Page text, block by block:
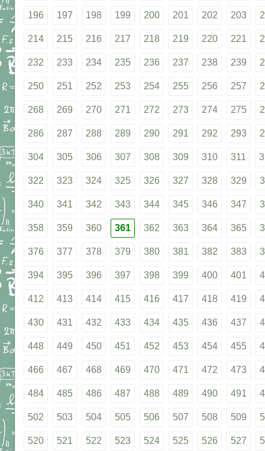
196 197 198 199 200 201 202 203
214 215 216 217 218 219 220 221
232 233 234 235 236 237 238 239
250 251 252 253 254 255 256 257
268 269 270 271 272 273 274 275
286 287 288 289 290 291 292 293
304 305 306 307 308 309 310 311
322 323 324 325 326 327 328 329
340 341 342 343 344 345 346 347
358 359 360 361 362 363 364 365
376 377 378 379 380 381 382 383
394 395 396 397 398 399 400 401
412 413 414 415 416 417 418 419
430 431 432 433 434 435 436 437
448 449 450 451 452 453 454 455
466 467 468 469 470 471 472 473
484 485 486 487 488 489 490 491
502 503 504 505 506 507 508 509
520 521 522 523 524 525 526 527